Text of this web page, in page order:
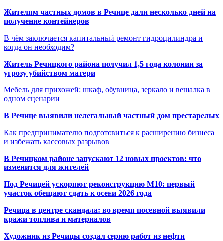
Жителям частных домов в Речице дали несколько дней на
получение контейнеров
В чём заключается капитальный ремонт гидроцилиндра и
когда он необходим?
Житель Речицкого района получил 1,5 года колонии за
угрозу убийством матери
Мебель для прихожей: шкаф, обувница, зеркало и вешалка в
одном сценарии
В Речице выявили нелегальный частный дом престарелых
Как предпринимателю подготовиться к расширению бизнеса
и избежать кассовых разрывов
В Речицком районе запускают 12 новых проектов: что
изменится для жителей
Под Речицей ускоряют реконструкцию М10: первый
участок обещают сдать к осени 2026 года
Речица в центре скандала: во время посевной выявили
кражи топлива и материалов
Художник из Речицы создал серию работ из нефти